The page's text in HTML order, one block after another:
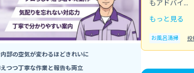
部の空気が変わるほどきれいに
つつ丁寧な作業と報告も両立
もアドバイ...
もっと見る
お風呂清掃 投